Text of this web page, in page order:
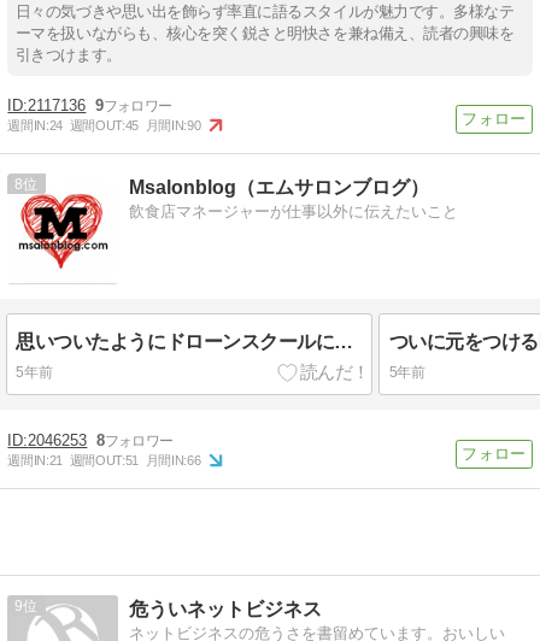
日々の気づきや思い出を飾らず率直に語るスタイルが魅力です。多様なテ
ーマを扱いながらも、核心を突く鋭さと明快さを兼ね備え、読者の興味を
引きつけます。
2117136 9
週間IN:24 週間OUT:45 月間IN:90
8 Msalonblog（エムサロンブログ）
飲食店マネージャーが仕事以外に伝えたいこと
思いついたようにドローンスクールに行った
5年前
ついに元をつけ
5年前
2046253 8
週間IN:21 週間OUT:51 月間IN:66
9 危ういネットビジネス
ネットビジネスの危うさを書留めています。おいしい